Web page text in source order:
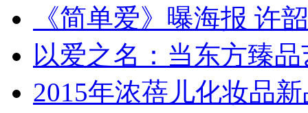
《简单爱》曝海报 许
以爱之名：当东方臻
2015年浓蓓儿化妆品